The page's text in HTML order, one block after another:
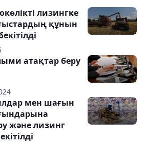
лизингке
құнын
атақтар беру
мен шағын
және лизинг